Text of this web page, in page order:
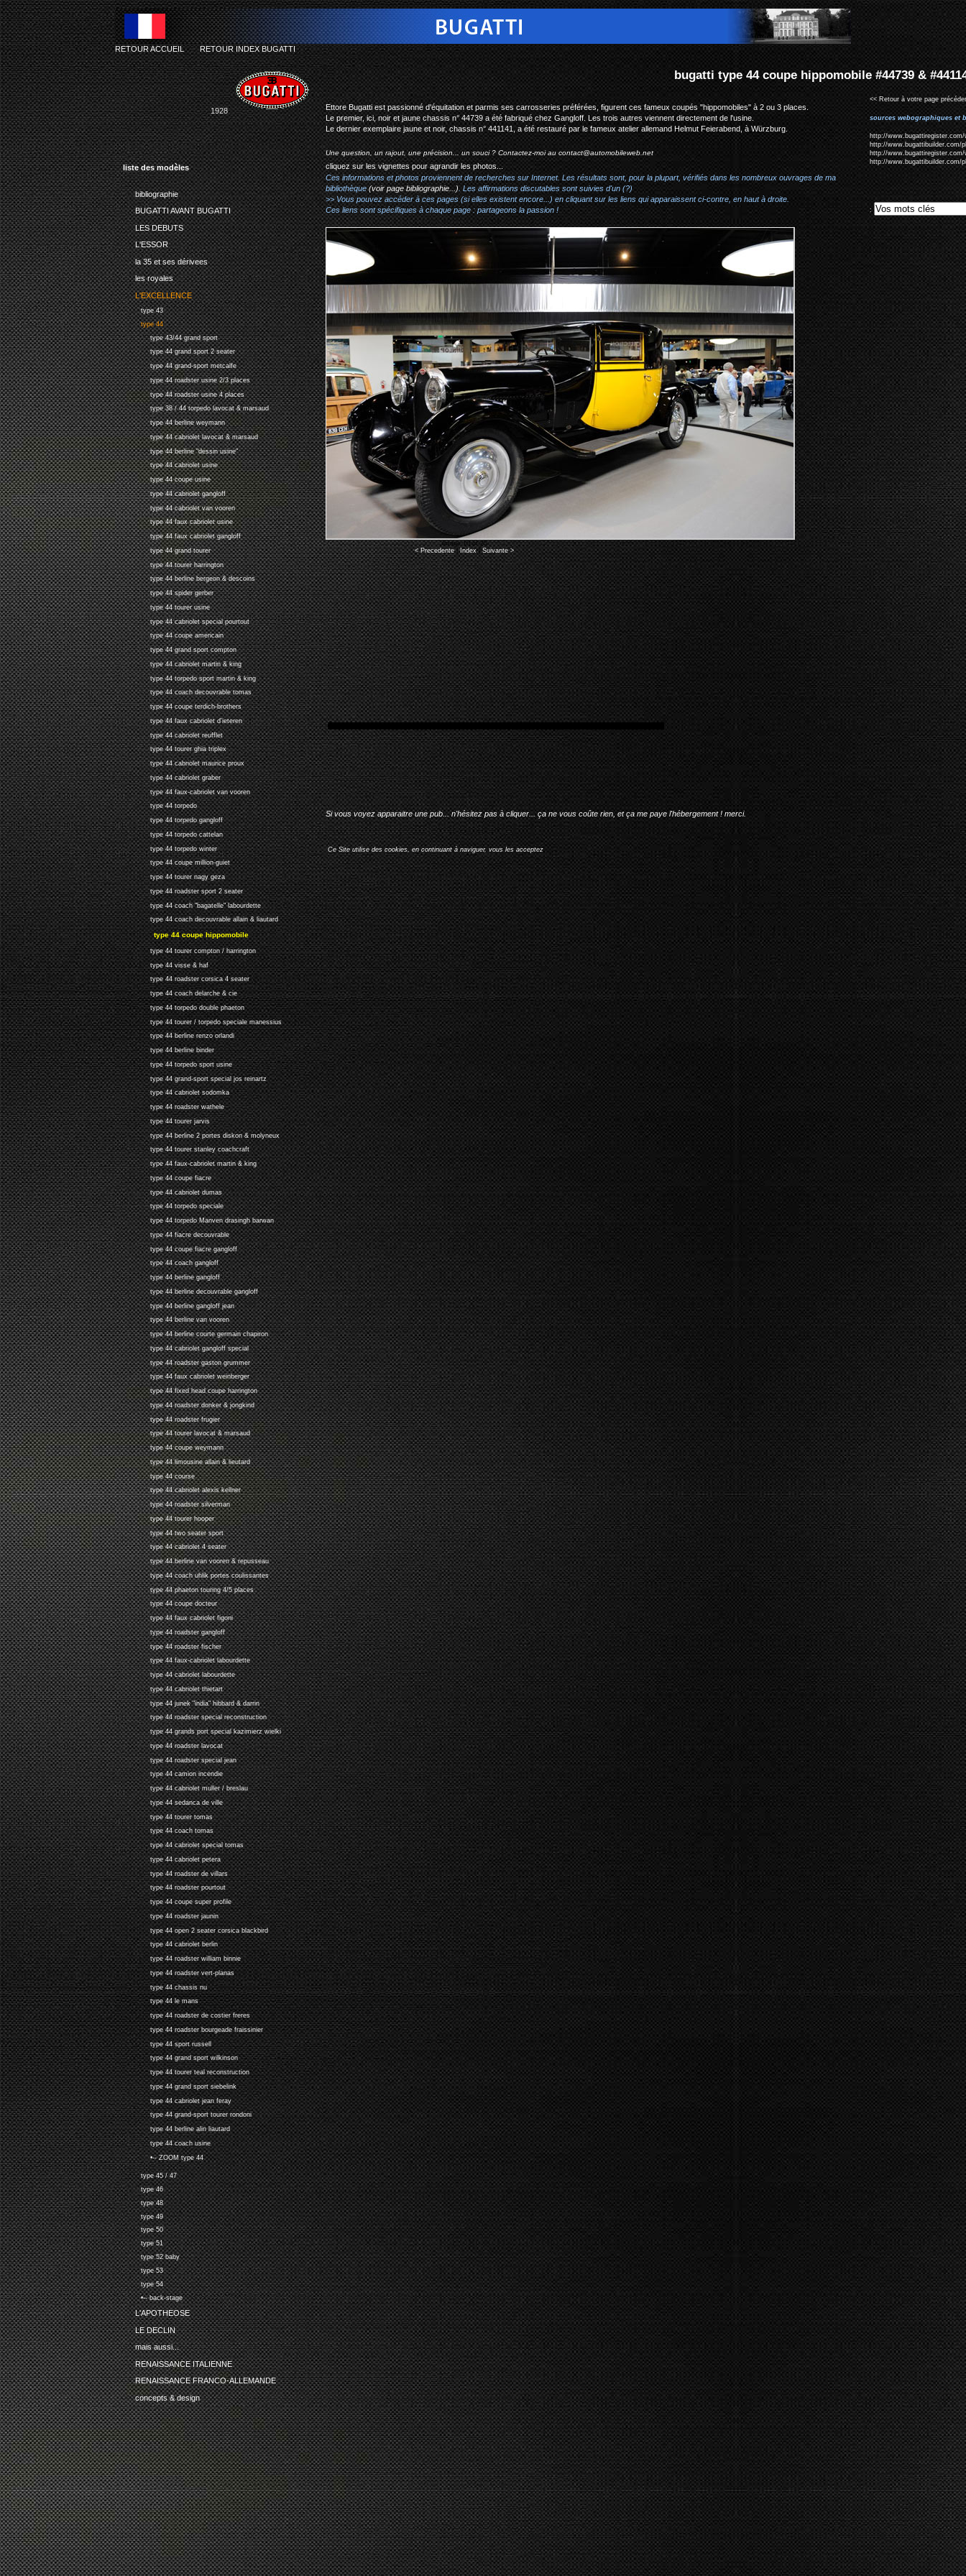
liste des modèles
bibliographie
BUGATTI AVANT BUGATTI
LES DEBUTS
L'ESSOR
la 35 et ses dérivees
les royales
L'EXCELLENCE
type 43
type 44
type 43/44 grand sport
type 44 grand sport 2 seater
type 44 grand-sport metcalfe
type 44 roadster usine 2/3 places
type 44 roadster usine 4 places
type 38 / 44 torpedo lavocat & marsaud
type 44 berline weymann
type 44 cabriolet lavocat & marsaud
type 44 berline "dessin usine"
type 44 cabriolet usine
type 44 coupe usine
type 44 cabriolet gangloff
type 44 cabriolet van vooren
type 44 faux cabriolet usine
type 44 faux cabriolet gangloff
type 44 grand tourer
type 44 tourer harrington
type 44 berline bergeon & descoins
type 44 spider gerber
type 44 tourer usine
type 44 cabriolet special pourtout
type 44 coupe americain
type 44 grand sport compton
type 44 cabriolet martin & king
type 44 torpedo sport martin & king
type 44 coach decouvrable tomas
type 44 coupe terdich-brothers
type 44 faux cabriolet d'ieteren
type 44 cabriolet reufflet
type 44 tourer ghia triplex
type 44 cabriolet maurice proux
type 44 cabriolet graber
type 44 faux-cabriolet van vooren
type 44 torpedo
type 44 torpedo gangloff
type 44 torpedo cattelan
type 44 torpedo winter
type 44 coupe million-guiet
type 44 tourer nagy geza
type 44 roadster sport 2 seater
type 44 coach "bagatelle" labourdette
type 44 coach decouvrable allain & liautard
type 44 coupe hippomobile
type 44 tourer compton / harrington
type 44 visse & haf
type 44 roadster corsica 4 seater
type 44 coach delarche & cie
type 44 torpedo double phaeton
type 44 tourer / torpedo speciale manessius
type 44 berline renzo orlandi
type 44 berline binder
type 44 torpedo sport usine
type 44 grand-sport special jos reinartz
type 44 cabriolet sodomka
type 44 roadster wathele
type 44 tourer jarvis
type 44 berline 2 portes diskon & molyneux
type 44 tourer stanley coachcraft
type 44 faux-cabriolet martin & king
type 44 coupe fiacre
type 44 cabriolet dumas
type 44 torpedo speciale
type 44 torpedo Manven drasingh barwan
type 44 fiacre decouvrable
type 44 coupe fiacre gangloff
type 44 coach gangloff
type 44 berline gangloff
type 44 berline decouvrable gangloff
type 44 berline gangloff jean
type 44 berline van vooren
type 44 berline courte germain chapiron
type 44 cabriolet gangloff special
type 44 roadster gaston grummer
type 44 faux cabriolet weinberger
type 44 fixed head coupe harrington
type 44 roadster donker & jongkind
type 44 roadster frugier
type 44 tourer lavocat & marsaud
type 44 coupe weymann
type 44 limousine allain & lieutard
type 44 course
type 44 cabriolet alexis kellner
type 44 roadster silverman
type 44 tourer hooper
type 44 two seater sport
type 44 cabriolet 4 seater
type 44 berline van vooren & repusseau
type 44 coach uhlik portes coulissantes
type 44 phaeton touring 4/5 places
type 44 coupe docteur
type 44 faux cabriolet figoni
type 44 roadster gangloff
type 44 roadster fischer
type 44 faux-cabriolet labourdette
type 44 cabriolet labourdette
type 44 cabriolet thietart
type 44 junek "india" hibbard & darrin
type 44 roadster special reconstruction
type 44 grands port special kazimierz wielki
type 44 roadster lavocat
type 44 roadster special jean
type 44 camion incendie
type 44 cabriolet muller / breslau
type 44 sedanca de ville
type 44 tourer tomas
type 44 coach tomas
type 44 cabriolet special tomas
type 44 cabriolet petera
type 44 roadster de villars
type 44 roadster pourtout
type 44 coupe super profile
type 44 roadster jaunin
type 44 open 2 seater corsica blackbird
type 44 cabriolet berlin
type 44 roadster william binnie
type 44 roadster vert-planas
type 44 chassis nu
type 44 le mans
type 44 roadster de costier freres
type 44 roadster bourgeade fraissinier
type 44 sport russell
type 44 grand sport wilkinson
type 44 tourer teal reconstruction
type 44 grand sport siebelink
type 44 cabriolet jean feray
type 44 grand-sport tourer rondoni
type 44 berline alin liautard
type 44 coach usine
•-- ZOOM type 44
type 45 / 47
type 46
type 48
type 49
type 50
type 51
type 52 baby
type 53
type 54
•-- back-stage
L'APOTHEOSE
LE DECLIN
mais aussi...
RENAISSANCE ITALIENNE
RENAISSANCE FRANCO-ALLEMANDE
concepts & design
bugatti type 44 coupe hippomobile #44739 & #441141
RETOUR ACCUEIL-RETOUR INDEX BUGATTI
1928
Ettore Bugatti est passionné d'équitation et parmis ses carrosseries préférées, figurent ces fameux coupés "hippomobiles" à 2 ou 3 places.
Le premier, ici, noir et jaune chassis n° 44739 a été fabriqué chez Gangloff. Les trois autres viennent directement de l'usine.
Le dernier exemplaire jaune et noir, chassis n° 441141, a été restauré par le fameux atelier allemand Helmut Feierabend, à Würzburg.
Une question, un rajout, une précision... un souci ? Contactez-moi aucontact@automobileweb.net
cliquez sur les vignettes pour agrandir les photos...
Ces informations et photos proviennent de recherches sur Internet. Les résultats sont, pour la plupart, vérifiés dans les nombreux ouvrages de ma
bibliothèque(voir page bibliographie...). Les affirmations discutables sont suivies d'un (?)
>> Vous pouvez accéder à ces pages (si elles existent encore...) en cliquant sur les liens qui apparaissent ci-contre, en haut à droite.
Ces liens sont spécifiques à chaque page : partageons la passion !
Image 10 of 25
< Precedente| Index|Suivante >
Si vous voyez apparaitre une pub... n'hésitez pas à cliquer... ça ne vous coûte rien, et ça me paye l'hébergement ! merci.
Ce Site utilise des cookies, en continuant à naviguer, vous les acceptez
<< Retour à votre page
sources webographiques et
http://
http://www.bugattibuilder.com/
http://www.bugattiregister.com/
http://www.bugattibuilder.com/
: